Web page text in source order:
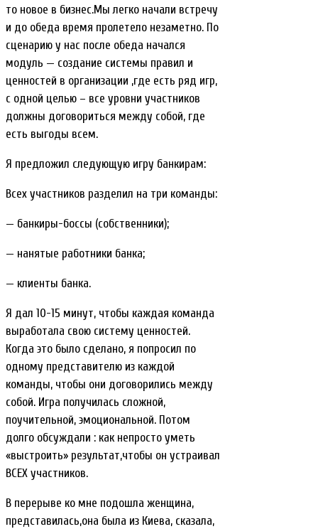
то новое в бизнес.Мы легко начали встречу
и до обеда время пролетело незаметно. По
сценарию у нас после обеда начался
модуль — создание системы правил и
ценностей в организации ,где есть ряд игр,
с одной целью – все уровни участников
должны договориться между собой, где
есть выгоды всем.
Я предложил следующую игру банкирам:
Всех участников разделил на три команды:
— банкиры-боссы (собственники);
— нанятые работники банка;
— клиенты банка.
Я дал 10-15 минут, чтобы каждая команда
выработала свою систему ценностей.
Когда это было сделано, я попросил по
одному представителю из каждой
команды, чтобы они договорились между
собой. Игра получилась сложной,
поучительной, эмоциональной. Потом
долго обсуждали : как непросто уметь
«выстроить» результат,чтобы он устраивал
ВСЕХ участников.
В перерыве ко мне подошла женщина,
представилась,она была из Киева, сказала,